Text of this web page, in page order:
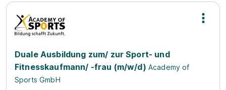
Duale Ausbildung zum/ zur Sport- und
Fitnesskaufmann/ -frau (m/w/d) Academy of
Sports GmbH